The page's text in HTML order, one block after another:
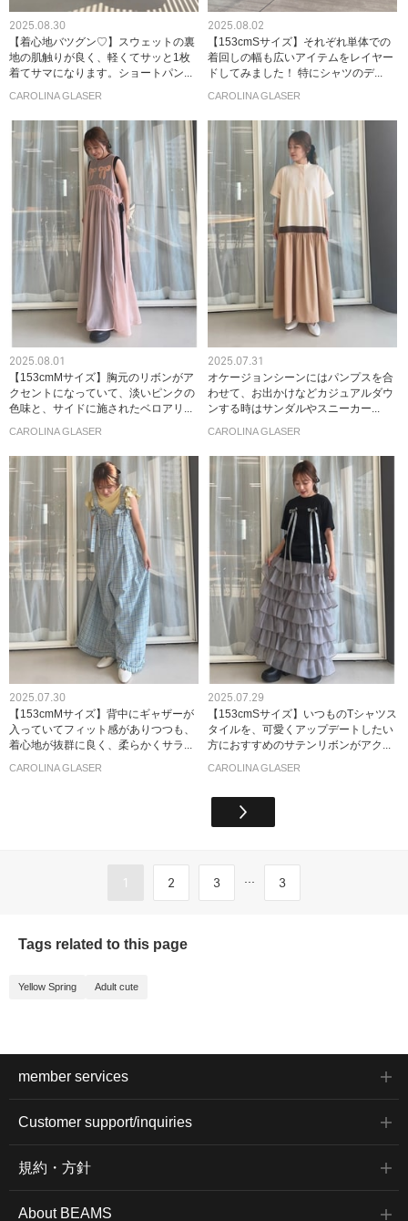
2025.08.30
【着心地バツグン♡】スウェットの裏
地の肌触りが良く、軽くてサッと1枚
着てサマになります。ショートパン...
CAROLINA GLASER
2025.08.02
【153cmSサイズ】それぞれ単体での
着回しの幅も広いアイテムをレイヤー
ドしてみました！ 特にシャツのデ...
CAROLINA GLASER
2025.08.01
【153cmMサイズ】胸元のリボンがア
クセントになっていて、淡いピンクの
色味と、サイドに施されたベロアリ...
CAROLINA GLASER
2025.07.31
オケージョンシーンにはパンプスを合
わせて、お出かけなどカジュアルダウ
ンする時はサンダルやスニーカー...
CAROLINA GLASER
2025.07.30
【153cmMサイズ】背中にギャザーが
入っていてフィット感がありつつも、
着心地が抜群に良く、柔らかくサラ...
CAROLINA GLASER
2025.07.29
【153cmSサイズ】いつものTシャツス
タイルを、可愛くアップデートしたい
方におすすめのサテンリボンがアク...
CAROLINA GLASER
1 2 3 ... 3
Tags related to this page
Yellow Spring Adult cute
member services
Customer support/inquiries
規約・方針
About BEAMS